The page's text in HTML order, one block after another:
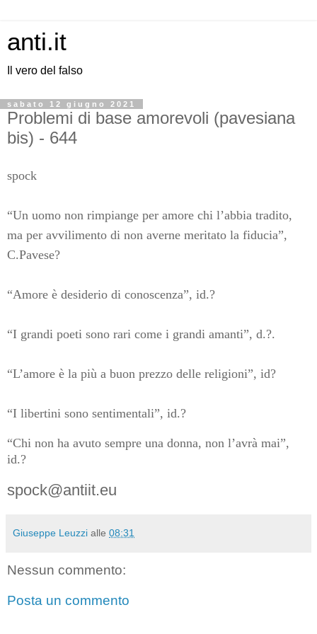
anti.it
Il vero del falso
sabato 12 giugno 2021
Problemi di base amorevoli (pavesiana
bis) - 644
spock
“Un uomo non rimpiange per amore chi l’abbia tradito,
ma per avvilimento di non averne meritato la fiducia”,
C.Pavese?
“Amore è desiderio di conoscenza”, id.?
“I grandi poeti sono rari come i grandi amanti”, d.?.
“L’amore è la più a buon prezzo delle religioni”, id?
“I libertini sono sentimentali”, id.?
“Chi non ha avuto sempre una donna, non l’avrà mai”,
id.?
spock@antiit.eu
Giuseppe Leuzzi alle 08:31
Nessun commento:
Posta un commento